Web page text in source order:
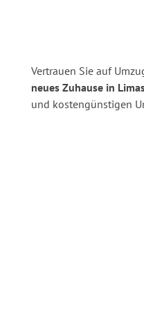
Vertrauen Sie auf
neues Zuhause in
und kostengünstigen